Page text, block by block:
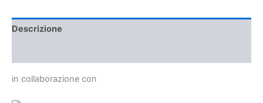
quantità
Descrizione
in collaborazione con